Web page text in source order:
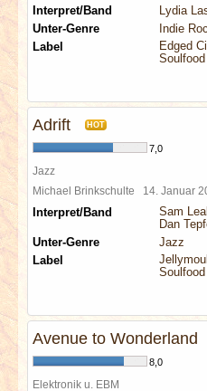
Interpret/Band
Lydia
Unter-Genre
Indie
Label
Edged
Soulfood
Adrift HOT
7,0
Jazz
Michael Brinkschulte 14. Januar
Interpret/Band
Sam
Dan
Unter-Genre
Jazz
Label
Soulfood
Avenue to Wonderland
8,0
Elektronik u. EBM